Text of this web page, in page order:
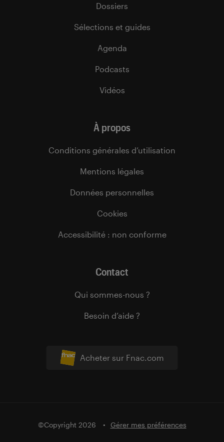
Acheter sur Fnac.com
Dossiers
Sélections et guides
Agenda
Podcasts
Vidéos
À propos
Conditions générales d’utilisation
Mentions légales
Données personnelles
Cookies
Accessibilité : non conforme
Contact
Qui sommes-nous ?
Besoin d’aide ?
©Copyright 2026 Gérer mes préférences